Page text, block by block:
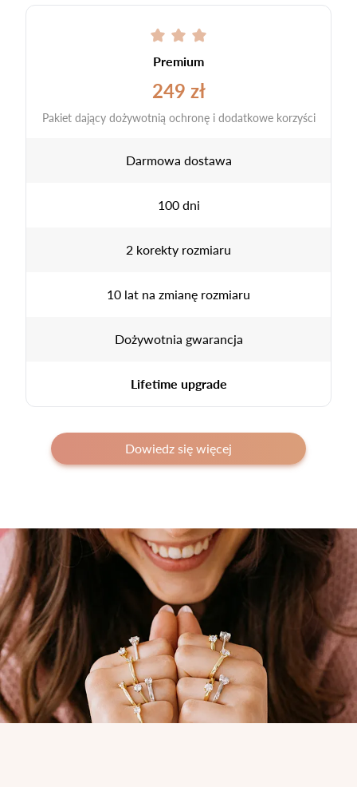
Premium
249 zł
Pakiet dający dożywotnią ochronę i dodatkowe korzyści
Darmowa dostawa
100 dni
2 korekty rozmiaru
10 lat na zmianę rozmiaru
Dożywotnia gwarancja
Lifetime upgrade
Dowiedz się więcej